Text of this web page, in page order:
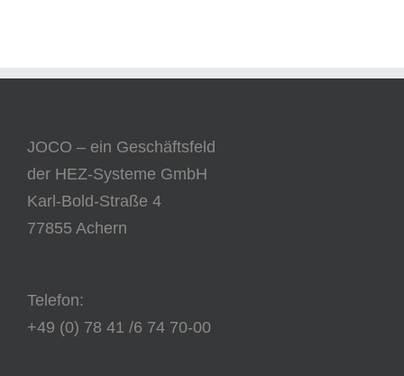
JOCO – ein Geschäftsfeld
der HEZ-Systeme GmbH
Karl-Bold-Straße 4
77855 Achern
Telefon:
+49 (0) 78 41 /6 74 70-00